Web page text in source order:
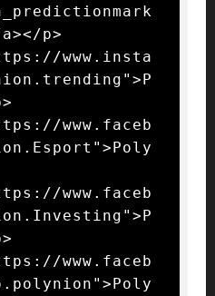
p>
www.insta
www.faceb
www.faceb
www.faceb